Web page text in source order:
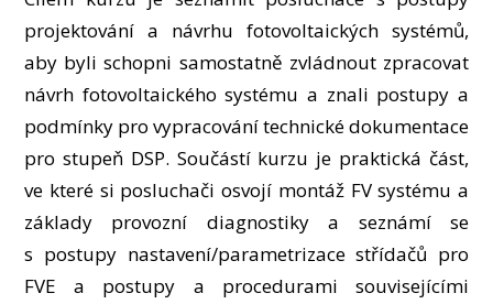
OSOBY
LABORATOŘE
MÉDIA
KONTAKT
projektování a návrhu fotovoltaických systémů,
aby byli schopni samostatně zvládnout zpracovat
návrh fotovoltaického systému a znali postupy a
podmínky pro vypracování technické dokumentace
pro stupeň DSP. Součástí kurzu je praktická část,
ve které si posluchači osvojí montáž FV systému a
základy provozní diagnostiky a seznámí se
s postupy nastavení/parametrizace střídačů pro
FVE a postupy a procedurami souvisejícími